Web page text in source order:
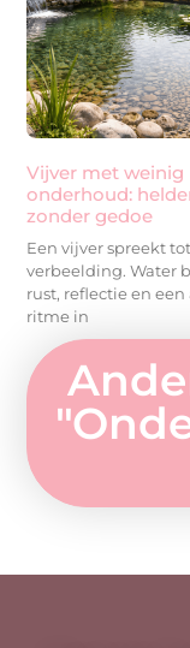
Vijver met weinig
onderhoud:
zonder gedoe
Een vijver spreekt
verbeelding. Water
rust, reflectie en een
ritme in
"